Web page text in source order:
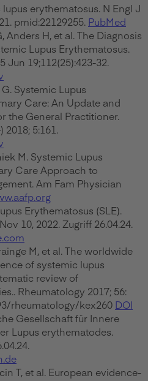
erythematosus. N Engl J
pmid:22129255. PubMed
Anders H, et al. The Diagnosis
Lupus Erythematosus.
Jun 19;112(25):423-32.
Systemic Lupus
Care: An Update and
the General Practitioner.
5:161.
M. Systemic Lupus
Care Approach to
Am Fam Physician
Erythematosus (SLE).
10, 2022. Zugriff 26.04.24.
M, et al. The worldwide
of systemic lupus
review of
Rheumatology 2017; 56:
rheumatology/kex260 DOI
Gesellschaft für Innere
Lupus erythematodes.
T, et al. European evidence-